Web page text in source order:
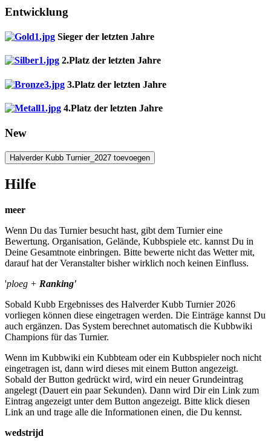
Entwicklung
Sieger der letzten Jahre
2.Platz der letzten Jahre
3.Platz der letzten Jahre
4.Platz der letzten Jahre
New
Halverder Kubb Turnier_2027 toevoegen
Hilfe
meer
Wenn Du das Turnier besucht hast, gibt dem Turnier eine
Bewertung. Organisation, Gelände, Kubbspiele etc. kannst Du in
Deine Gesamtnote einbringen. Bitte bewerte nicht das Wetter mit,
darauf hat der Veranstalter bisher wirklich noch keinen Einfluss.
'ploeg + Ranking'
Sobald Kubb Ergebnisses des Halverder Kubb Turnier 2026
vorliegen können diese eingetragen werden. Die Einträge kannst Du
auch ergänzen. Das System berechnet automatisch die Kubbwiki
Champions für das Turnier.
Wenn im Kubbwiki ein Kubbteam oder ein Kubbspieler noch nicht
eingetragen ist, dann wird dieses mit einem Button angezeigt.
Sobald der Button gedrückt wird, wird ein neuer Grundeintrag
angelegt (Dauert ein paar Sekunden). Dann wird Dir ein Link zum
Eintrag angezeigt unter dem Button angezeigt. Bitte klick diesen
Link an und trage alle die Informationen einen, die Du kennst.
wedstrijd